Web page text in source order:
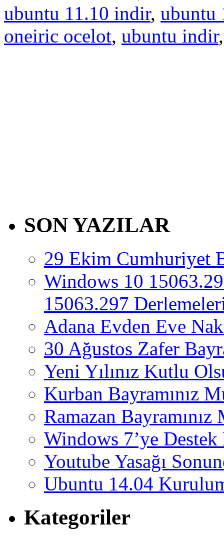
ubuntu 11.10 indir, ubuntu
oneiric ocelot, ubuntu indir
SON YAZILAR
29 Ekim Cumhuriyet
Windows 10
15063.297
Adana Evden Eve
30 Ağustos Zafer
Yeni Yılınız Kutlu
Kurban Bayramınız
Ramazan
Windows 7’ye
Youtube Yasağı
Ubuntu 14.04
Kategoriler